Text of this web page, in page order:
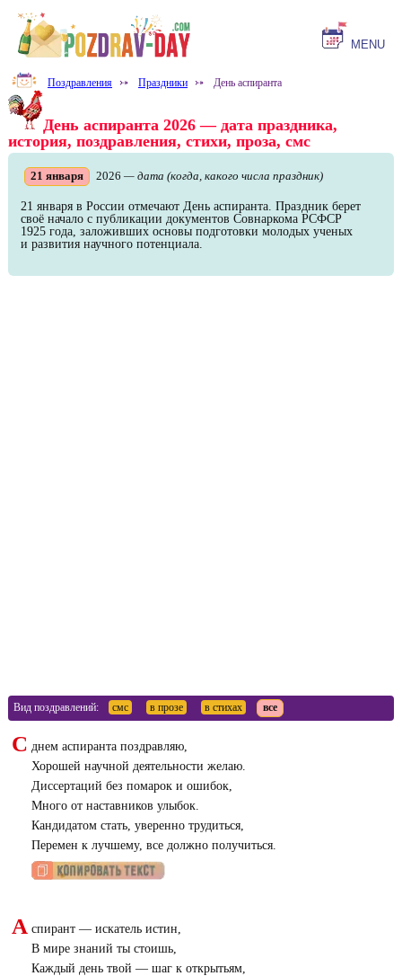
MENU
Поздравления ⤐ Праздники ⤐ День аспиранта
День аспиранта 2026 — дата праздника,
история, поздравления, стихи, проза, смс
21 января 2026 — дата (когда, какого числа праздник)
21 января в России отмечают День аспиранта. Праздник берет
своё начало с публикации документов Совнаркома РСФСР
1925 года, заложивших основы подготовки молодых ученых
и развития научного потенциала.
Вид поздравлений: смс в прозе в стихах все
С днем аспиранта поздравляю,
Хорошей научной деятельности желаю.
Диссертаций без помарок и ошибок,
Много от наставников улыбок.
Кандидатом стать, уверенно трудиться,
Перемен к лучшему, все должно получиться.
А спирант — искатель истин,
В мире знаний ты стоишь,
Каждый день твой — шаг к открытьям,